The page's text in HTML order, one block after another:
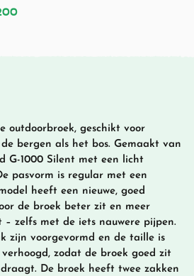
outdoorbroek, geschikt voor
bergen als het bos. Gemaakt van
G-1000 Silent met een licht
pasvorm is regular met een
heeft een nieuwe, goed
de broek beter zit en meer
– zelfs met de iets nauwere pijpen.
zijn voorgevormd en de taille is
zodat de broek goed zit
De broek heeft twee zakken